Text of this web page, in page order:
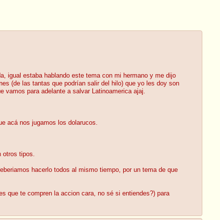
igual estaba hablando este tema con mi hermano y me dijo
(de las tantas que podrían salir del hilo) que yo les doy son
vamos para adelante a salvar Latinoamerica ajaj.
acá nos jugamos los dolarucos.
otros tipos.
hacerlo todos al mismo tiempo, por un tema de que
que te compren la accion cara, no sé si entiendes?) para